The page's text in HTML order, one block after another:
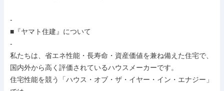
-
■『ヤマト住建』について
-
私たちは、省エネ性能・長寿命・資産価値を兼ね備えた住宅で、
国内外から高く評価されているハウスメーカーです。
住宅性能を競う「ハウス・オブ・ザ・イヤー・イン・エナジー」